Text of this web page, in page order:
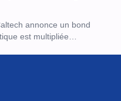
annonce un bond
est multipliée…